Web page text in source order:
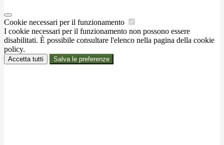
Cookie necessari per il funzionamento
I cookie necessari per il funzionamento non possono essere
disabilitati. È possibile consultare l'elenco nella pagina della cookie
policy.
Accetta tutti Salva le preferenze